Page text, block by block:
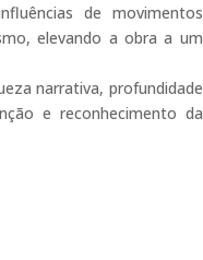
de movimentos
elevando a obra a um
narrativa, profundidade
e reconhecimento da